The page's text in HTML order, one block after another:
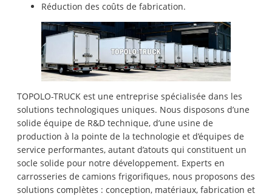
Réduction des coûts de fabrication.
TOPOLO-TRUCK est une entreprise spécialisée dans les
solutions technologiques uniques. Nous disposons d’une
solide équipe de R&D technique, d’une usine de
production à la pointe de la technologie et d’équipes de
service performantes, autant d’atouts qui constituent un
socle solide pour notre développement. Experts en
carrosseries de camions frigorifiques, nous proposons des
solutions complètes : conception, matériaux, fabrication et